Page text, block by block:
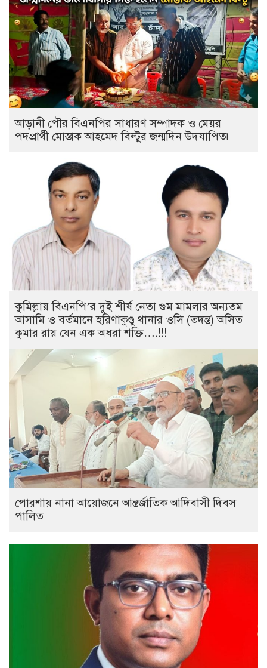
আড়ানী পৌর বিএনপির সাধারণ সম্পাদক ও মেয়র
পদপ্রার্থী মোস্তাক আহমেদ বিল্টুর জন্মদিন উদযাপিত৷
কুমিল্লায় বিএনপি’র দুই শীর্ষ নেতা গুম মামলার অন্যতম
আসামি ও বর্তমানে হরিণাকুণ্ডু থানার ওসি (তদন্ত) অসিত
কুমার রায় যেন এক অধরা শক্তি….!!!
পোরশায় নানা আয়োজনে আন্তর্জাতিক আদিবাসী দিবস
পালিত